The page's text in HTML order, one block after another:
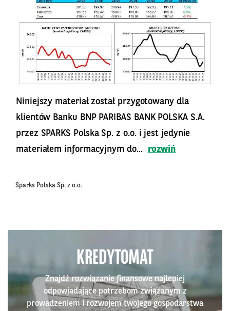
Niniejszy materiał został przygotowany dla
klientów Banku BNP PARIBAS BANK POLSKA S.A.
przez SPARKS Polska Sp. z o.o. i jest jedynie
materiałem informacyjnym do...
rozwiń
Sparks Polska Sp. z o.o.
KREDYTOMAT
Znajdź rozwiązanie finansowe najlepiej
odpowiadające potrzebom związanym z
prowadzeniem i rozwojem twojego gospodarstwa